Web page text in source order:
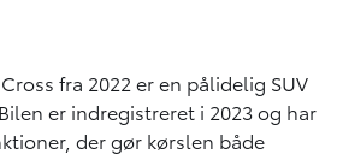
fra 2022 er en pålidelig SUV
er indregistreret i 2023 og har
der gør kørslen både